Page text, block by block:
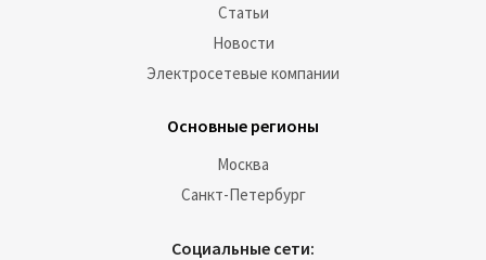
Статьи
Новости
Электросетевые компании
Основные регионы
Москва
Санкт-Петербург
Социальные сети: